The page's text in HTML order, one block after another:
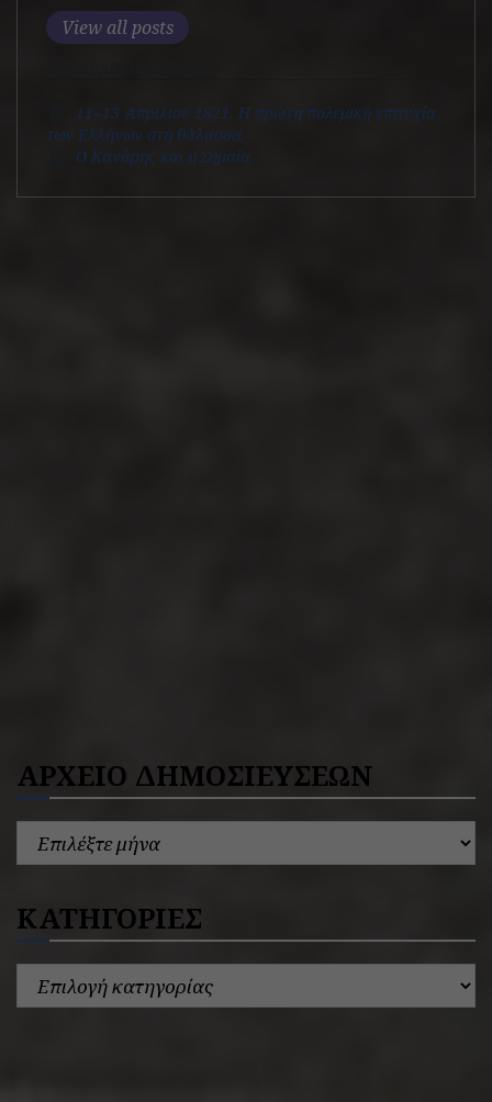
View all posts
11‒13 Απρίλιου 1821. Η πρώτη πολεμική επιτυχία
των Ελλήνων στη θάλασσα.
Ο Κανάρης και η Σημαία.
ΑΡΧΕΙΟ ΔΗΜΟΣΙΕΥΣΕΩΝ
ΚΑΤΗΓΟΡΙΕΣ